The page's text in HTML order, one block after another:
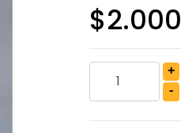
$2.000
+
-